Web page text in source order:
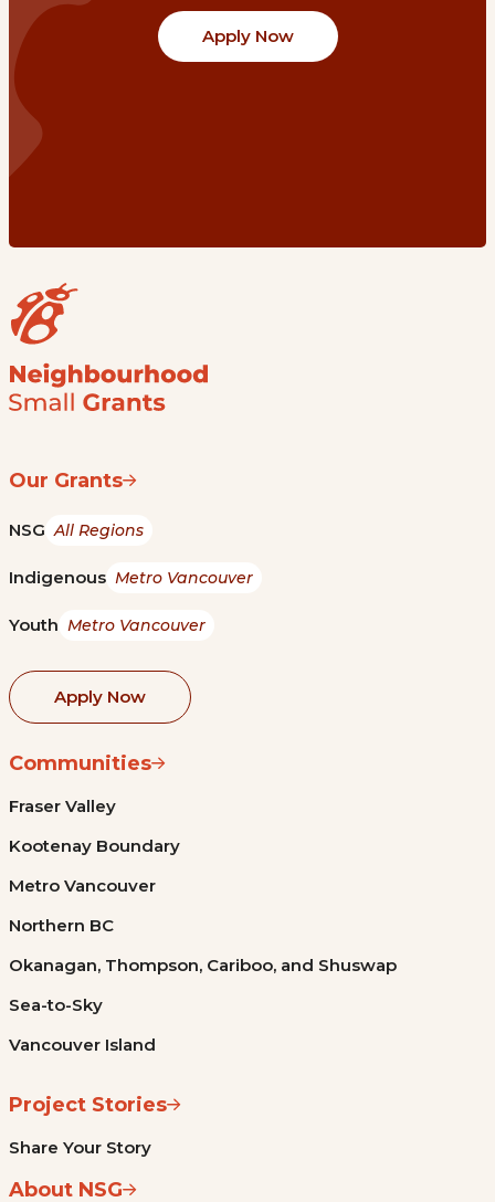
Apply Now
Our Grants
NSG All Regions
Indigenous Metro Vancouver
Youth Metro Vancouver
Apply Now
Communities
Fraser Valley
Kootenay Boundary
Metro Vancouver
Northern BC
Okanagan, Thompson, Cariboo, and Shuswap
Sea-to-Sky
Vancouver Island
Project Stories
Share Your Story
About NSG